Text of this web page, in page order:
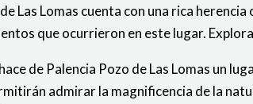
Las Lomas cuenta con una rica
que ocurrieron en este lugar.
de Palencia Pozo de Las Lomas un
admirar la magnificencia de la